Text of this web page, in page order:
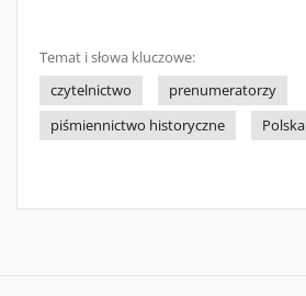
Temat i słowa kluczowe:
czytelnictwo
prenumeratorzy
piśmiennictwo historyczne
Polska